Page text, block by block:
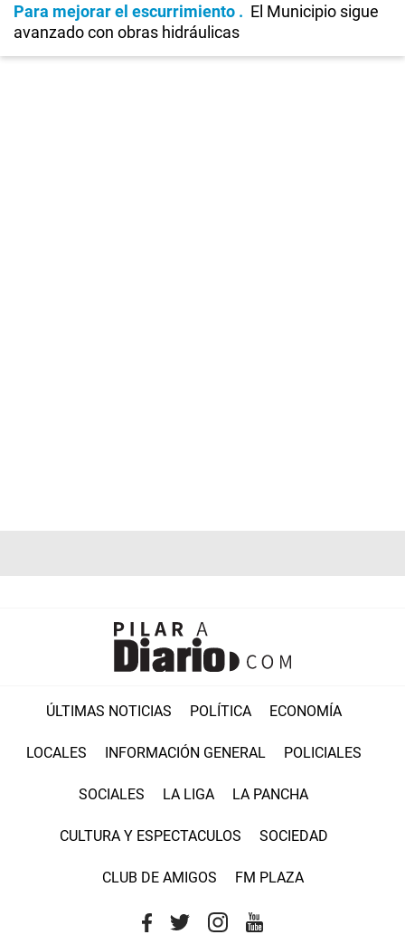
Para mejorar el escurrimiento
El Municipio sigue
avanzado con obras hidráulicas
ÚLTIMAS NOTICIAS POLÍTICA ECONOMÍA
LOCALES INFORMACIÓN GENERAL POLICIALES
SOCIALES LA LIGA LA PANCHA
CULTURA Y ESPECTACULOS SOCIEDAD
CLUB DE AMIGOS FM PLAZA